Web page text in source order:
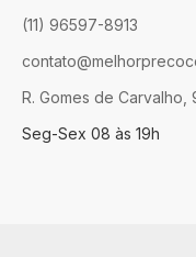
(11) 96597-8913
R. Gomes de Carvalho,
Seg-Sex 08 às 19h